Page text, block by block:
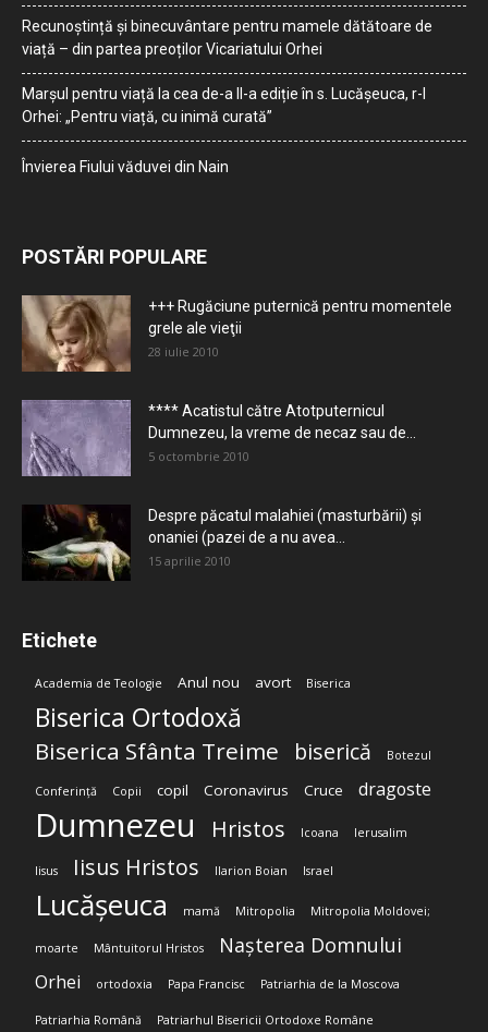
Recunoștință și binecuvântare pentru mamele dătătoare de
viață – din partea preoților Vicariatului Orhei
Marșul pentru viață la cea de-a II-a ediție în s. Lucășeuca, r-l
Orhei: „Pentru viață, cu inimă curată”
Învierea Fiului văduvei din Nain
POSTĂRI POPULARE
+++ Rugăciune puternică pentru momentele
grele ale vieţii
28 iulie 2010
**** Acatistul către Atotputernicul
Dumnezeu, la vreme de necaz sau de...
5 octombrie 2010
Despre păcatul malahiei (masturbării) şi
onaniei (pazei de a nu avea...
15 aprilie 2010
Etichete
Academia de Teologie Anul nou avort Biserica
Biserica Ortodoxă
Biserica Sfânta Treime biserică Botezul
Conferință Copii copil Coronavirus Cruce dragoste
Dumnezeu Hristos Icoana Ierusalim
Iisus Iisus Hristos Ilarion Boian Israel
Lucășeuca mamă Mitropolia Mitropolia Moldovei;
moarte Mântuitorul Hristos Nașterea Domnului
Orhei ortodoxia Papa Francisc Patriarhia de la Moscova
Patriarhia Română Patriarhul Bisericii Ortodoxe Române